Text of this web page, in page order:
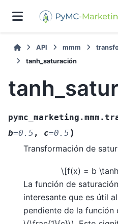
API mmm
tanh_saturación
b=0.5 , c=0.5 )
Transformación de
\[f(x) = b
La función de
interesante que es útil
pendiente de la función